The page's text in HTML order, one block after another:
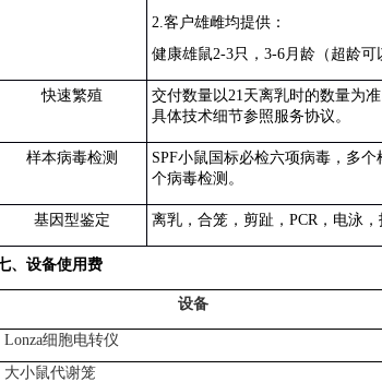
2.客户雄雌均提供：
健康雄鼠2-3只， 3-6月龄（超龄
快速繁殖 交付数量以21天离乳时的数量为
具体技术细节参照服务协议。
样本病毒检测 SPF小鼠国标必检六项病毒，多
个病毒检测。
基因型鉴定 离乳，合笼，剪趾， PCR，电泳，
、设备使用费
设备
Lonza细胞电转仪
大小鼠代谢笼